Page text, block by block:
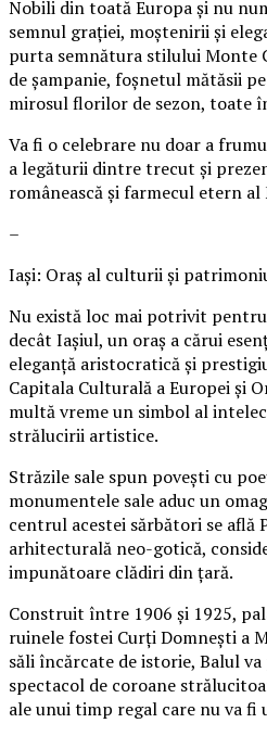
Nobili din toată Europa și nu
semnul grației, moștenirii și
purta semnătura stilului Monte
de șampanie, foșnetul mătăsii
mirosul florilor de sezon, toate
Va fi o celebrare nu doar a
a legăturii dintre trecut și
românească și farmecul etern
–
Iași: Oraș al culturii și
Nu există loc mai potrivit
decât Iașiul, un oraș a cărui
eleganță aristocratică și
Capitala Culturală a Europei și
multă vreme un simbol al
strălucirii artistice.
Străzile sale spun povești cu
monumentele sale aduc un
centrul acestei sărbători se
arhitecturală neo-gotică,
impunătoare clădiri din țară.
Construit între 1906 și 1925,
ruinele fostei Curți Domnești a
săli încărcate de istorie, Balul
spectacol de coroane
ale unui timp regal care nu va fi